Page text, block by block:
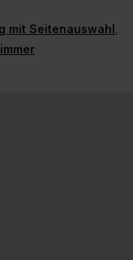
mit Seitenauswahl,